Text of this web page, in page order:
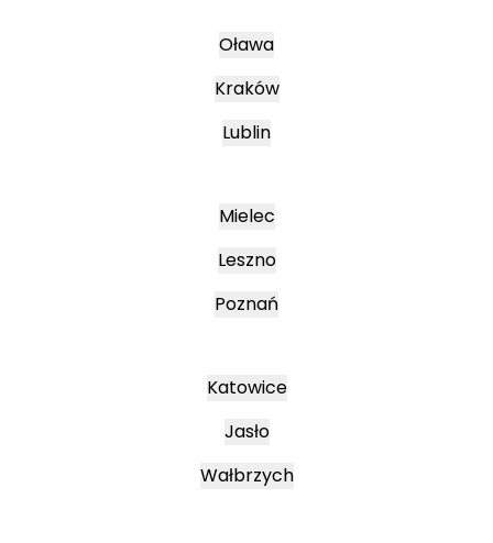
Oława
Kraków
Lublin
Mielec
Leszno
Poznań
Katowice
Jasło
Wałbrzych